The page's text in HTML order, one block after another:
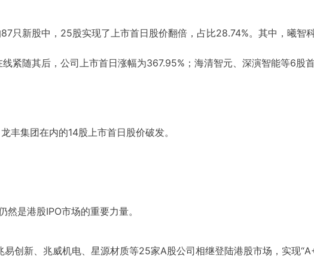
只新股中，25股实现了上市首日股价翻倍，占比28.74%。其中，曦智
紧随其后，公司上市首日涨幅为367.95%；海清智元、深演智能等6股
丰集团在内的14股上市首日股价破发。
是港股IPO市场的重要力量。
创新、兆威机电、星源材质等25家A股公司相继登陆港股市场，实现